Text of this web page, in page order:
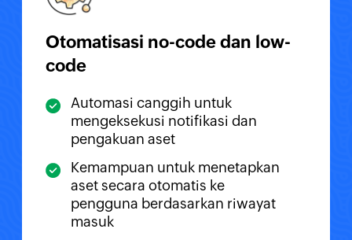
Otomatisasi no-code dan low-
code
Automasi canggih untuk
mengeksekusi notifikasi dan
pengakuan aset
Kemampuan untuk menetapkan
aset secara otomatis ke
pengguna berdasarkan riwayat
masuk